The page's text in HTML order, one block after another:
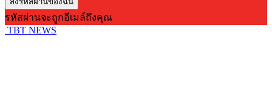
รหัสผ่านจะถูกอีเมล์ถึงคุณ
TBT NEWS